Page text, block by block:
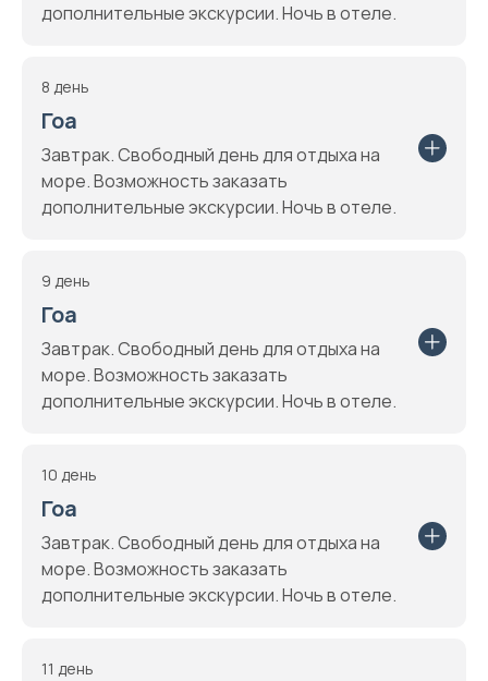
дополнительные экскурсии. Ночь в отеле.
8 день
Гоа
Завтрак. Свободный день для отдыха на
море. Возможность заказать
дополнительные экскурсии. Ночь в отеле.
9 день
Гоа
Завтрак. Свободный день для отдыха на
море. Возможность заказать
дополнительные экскурсии. Ночь в отеле.
10 день
Гоа
Завтрак. Свободный день для отдыха на
море. Возможность заказать
дополнительные экскурсии. Ночь в отеле.
11 день